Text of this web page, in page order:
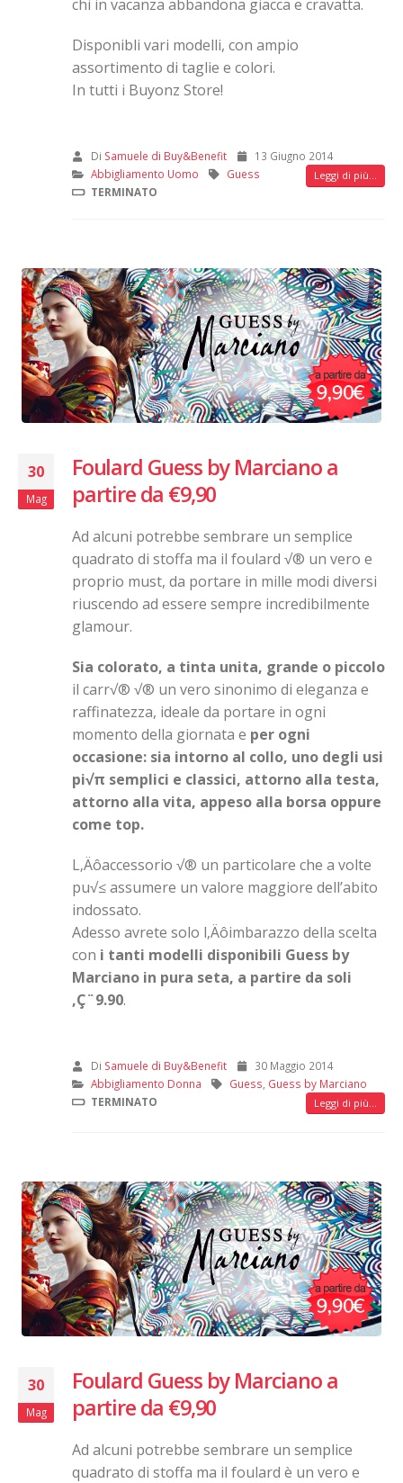
chi in vacanza abbandona giacca e cravatta.
Disponibli vari modelli, con ampio
assortimento di taglie e colori.
In tutti i Buyonz Store!
Di Samuele di Buy&Benefit
13 Giugno 2014
Abbigliamento Uomo
Guess Leggi di più...
TERMINATO
30
Mag
Foulard Guess by Marciano a
partire da €9,90
Ad alcuni potrebbe sembrare un semplice
quadrato di stoffa ma il foulard √® un vero e
proprio must, da portare in mille modi diversi
riuscendo ad essere sempre incredibilmente
glamour.
Sia colorato, a tinta unita, grande o piccolo
il carr√® √® un vero sinonimo di eleganza e
raffinatezza, ideale da portare in ogni
momento della giornata e per ogni
occasione: sia intorno al collo, uno degli usi
pi√π semplici e classici, attorno alla testa,
attorno alla vita, appeso alla borsa oppure
come top.
L‚Äôaccessorio √® un particolare che a volte
pu√≤ assumere un valore maggiore dell’abito
indossato.
Adesso avrete solo l‚Äôimbarazzo della scelta
con i tanti modelli disponibili Guess by
Marciano in pura seta, a partire da soli
‚Ç¨9.90.
Di Samuele di Buy&Benefit
30 Maggio 2014
Abbigliamento Donna
Guess Guess by Marciano
Leggi di più...
TERMINATO
30
Mag
Foulard Guess by Marciano a
partire da €9,90
Ad alcuni potrebbe sembrare un semplice
quadrato di stoffa ma il foulard è un vero e